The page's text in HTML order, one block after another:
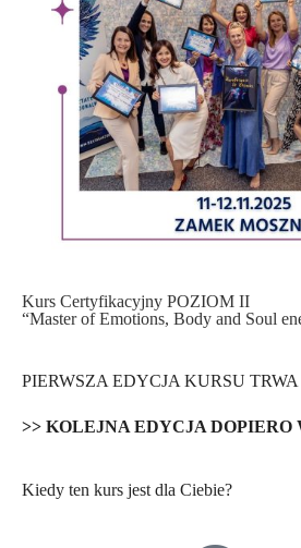
Kurs Certyfikacyjny POZIOM II
“Master of Emotions, Body and Soul
PIERWSZA EDYCJA KURSU TRWA
>> KOLEJNA EDYCJA DOPIERO
Kiedy ten kurs jest dla Ciebie?